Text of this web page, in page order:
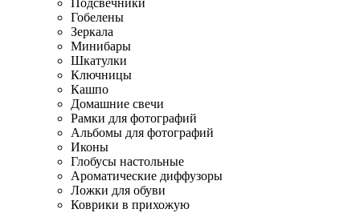
Подсвечники
Гобелены
Зеркала
Минибары
Шкатулки
Ключницы
Кашпо
Домашние свечи
Рамки для фотографий
Альбомы для фотографий
Иконы
Глобусы настольные
Ароматические диффузоры
Ложки для обуви
Коврики в прихожую